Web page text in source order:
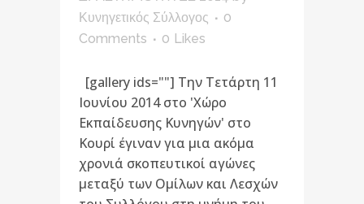
Κυνηγετικός Σύλλογος
0
Comments
0 Likes
[gallery ids=""] Την Τετάρτη 11
Ιουνίου 2014 στο 'Χώρο
Εκπαίδευσης Κυνηγών' στο
Κουρί έγιναν για μια ακόμα
χρονιά σκοπευτικοί αγώνες
μεταξύ των Ομίλων και Λεσχών